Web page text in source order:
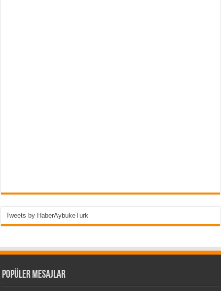
Tweets by HaberAybukeTurk
Popüler Mesajlar